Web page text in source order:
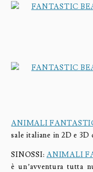
ANIMALI
sale italiane in 2D e 3D
SINOSSI:ANIMALI
è un’avventura tutta